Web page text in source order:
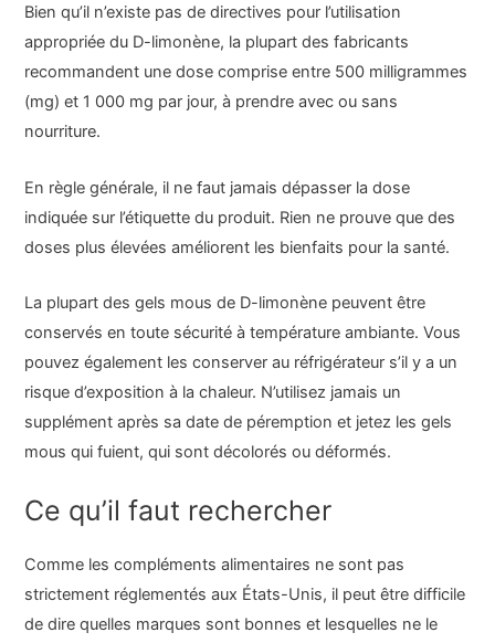
Bien qu’il n’existe pas de directives pour l’utilisation
appropriée du D-limonène, la plupart des fabricants
recommandent une dose comprise entre 500 milligrammes
(mg) et 1 000 mg par jour, à prendre avec ou sans
nourriture.
En règle générale, il ne faut jamais dépasser la dose
indiquée sur l’étiquette du produit. Rien ne prouve que des
doses plus élevées améliorent les bienfaits pour la santé.
La plupart des gels mous de D-limonène peuvent être
conservés en toute sécurité à température ambiante. Vous
pouvez également les conserver au réfrigérateur s’il y a un
risque d’exposition à la chaleur. N’utilisez jamais un
supplément après sa date de péremption et jetez les gels
mous qui fuient, qui sont décolorés ou déformés.
Ce qu’il faut rechercher
Comme les compléments alimentaires ne sont pas
strictement réglementés aux États-Unis, il peut être difficile
de dire quelles marques sont bonnes et lesquelles ne le